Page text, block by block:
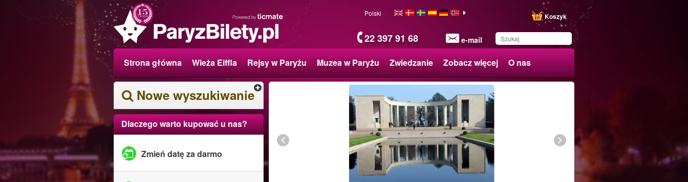
22 397 91 68 e-mail
Koszyk
Polski
Strona główna Wieża Eiffla Rejsy w Paryżu Muzea w Paryżu Zwiedzanie Zobacz więcej O nas
Produkt został zapisany
na Twojej liście
Nowe wyszukiwanie
Dlaczego warto kupować u nas?
Zmień datę za darmo